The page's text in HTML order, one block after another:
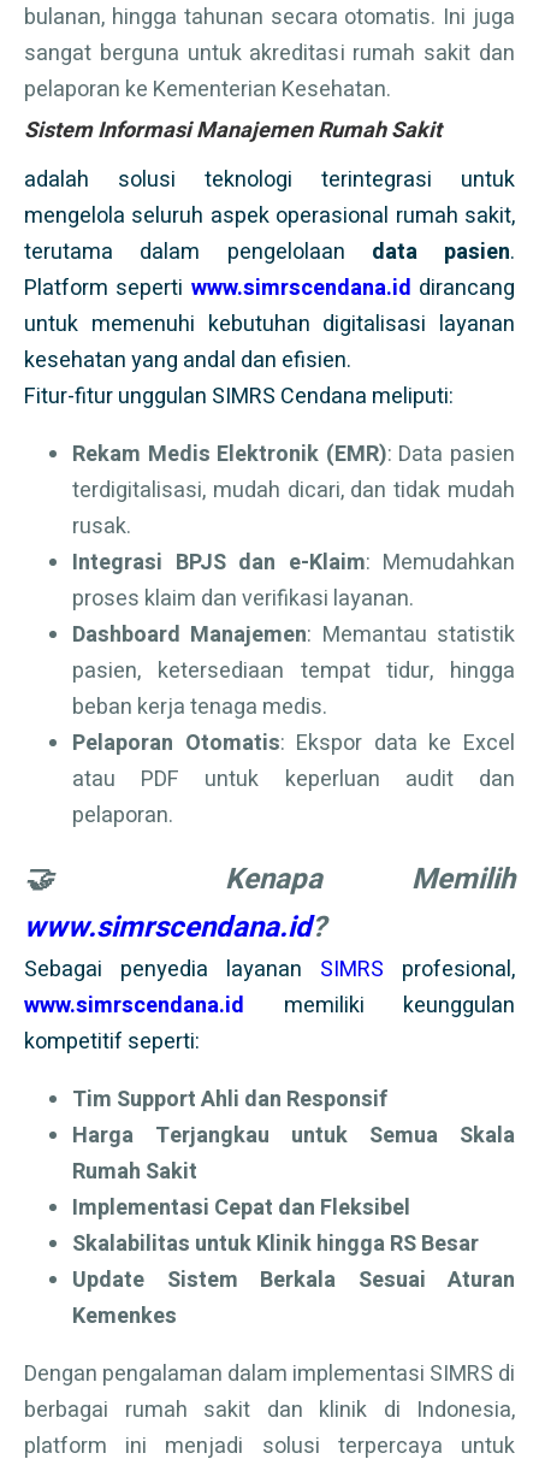
bulanan, hingga tahunan secara otomatis. Ini juga
sangat berguna untuk akreditasi rumah sakit dan
pelaporan ke Kementerian Kesehatan.
Sistem Informasi Manajemen Rumah Sakit
adalah solusi teknologi terintegrasi untuk
mengelola seluruh aspek operasional rumah sakit,
terutama dalam pengelolaan data pasien.
Platform seperti www.simrscendana.id dirancang
untuk memenuhi kebutuhan digitalisasi layanan
kesehatan yang andal dan efisien.
Fitur-fitur unggulan SIMRS Cendana meliputi:
Rekam Medis Elektronik (EMR): Data pasien
terdigitalisasi, mudah dicari, dan tidak mudah
rusak.
Integrasi BPJS dan e-Klaim: Memudahkan
proses klaim dan verifikasi layanan.
Dashboard Manajemen: Memantau statistik
pasien, ketersediaan tempat tidur, hingga
beban kerja tenaga medis.
Pelaporan Otomatis: Ekspor data ke Excel
atau PDF untuk keperluan audit dan
pelaporan.
🤝 Kenapa Memilih
www.simrscendana.id?
Sebagai penyedia layanan SIMRS profesional,
www.simrscendana.id memiliki keunggulan
kompetitif seperti:
Tim Support Ahli dan Responsif
Harga Terjangkau untuk Semua Skala
Rumah Sakit
Implementasi Cepat dan Fleksibel
Skalabilitas untuk Klinik hingga RS Besar
Update Sistem Berkala Sesuai Aturan
Kemenkes
Dengan pengalaman dalam implementasi SIMRS di
berbagai rumah sakit dan klinik di Indonesia,
platform ini menjadi solusi terpercaya untuk